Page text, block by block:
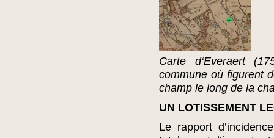
Carte d‘Everaert
commune où figurent
champ le long de la
UN LOTISSEMENT
Le rapport